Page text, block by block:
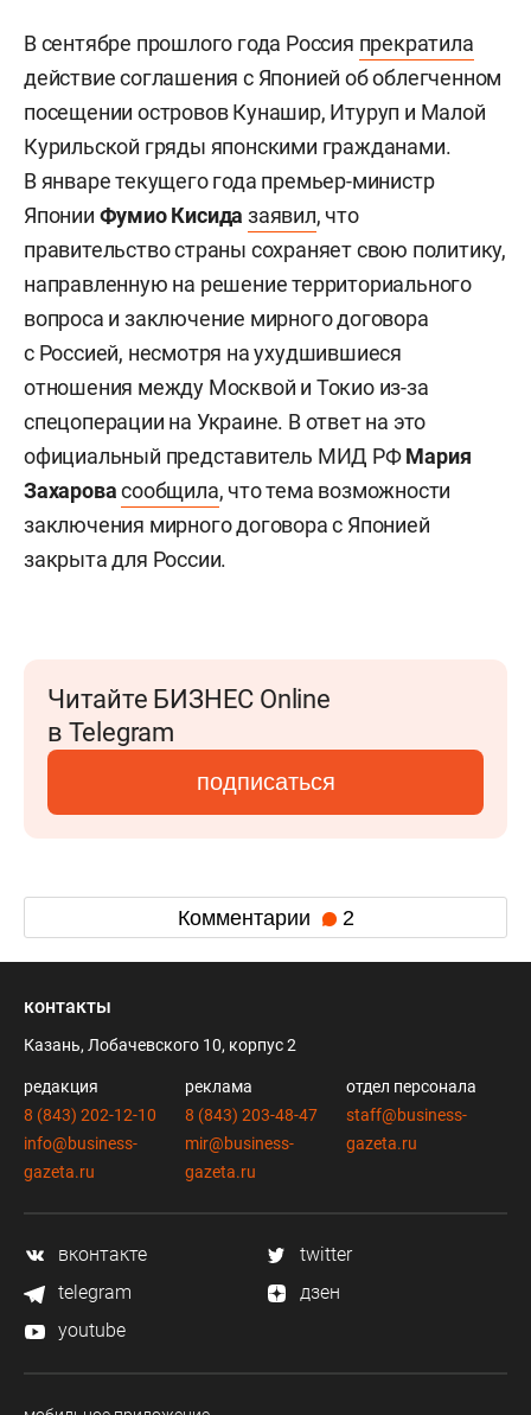
В сентябре прошлого года Россия прекратила
действие соглашения с Японией об облегченном
посещении островов Кунашир, Итуруп и Малой
Курильской гряды японскими гражданами.
В январе текущего года премьер-министр
Японии Фумио Кисидазаявил, что
правительство страны сохраняет свою политику,
направленную на решение территориального
вопроса и заключение мирного договора
с Россией, несмотря на ухудшившиеся
отношения между Москвой и Токио из-за
спецоперации на Украине. В ответ на это
официальный представитель МИД РФМария
Захаровасообщила, что тема возможности
заключения мирного договора с Японией
закрыта для России.
Читайте БИЗНЕС Online
в Telegram
подписаться
Комментарии 2
контакты
Казань, Лобачевского 10, корпус 2
редакция
8 (843) 202-12-10
info@business-
gazeta.ru
реклама
8 (843) 203-48-47
mir@business-
gazeta.ru
отдел персонала
staff@business-
gazeta.ru
вконтакте
twitter
telegram
дзен
youtube